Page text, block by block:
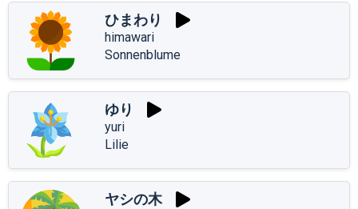
ひまわり
himawari
Sonnenblume
ゆり
yuri
Lilie
ヤシの木